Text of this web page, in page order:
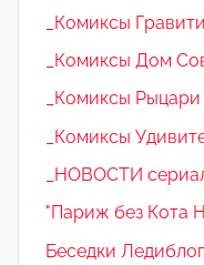
_Комиксы
_Комиксы Дом
_Комиксы
_Комиксы
_НОВОСТИ
"Париж без Кота
Беседки